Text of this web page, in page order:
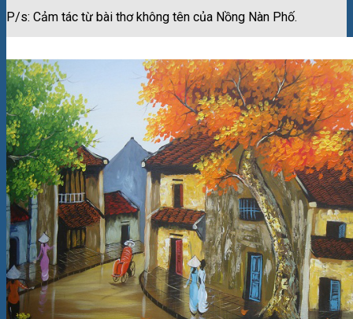
P/s: Cảm tác từ bài thơ không tên của Nồng Nàn Phố.